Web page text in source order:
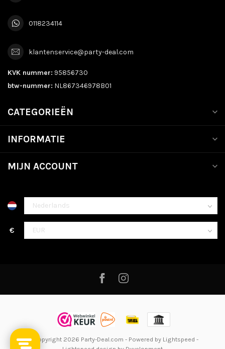
0118234114
klantenservice@party-deal.com
KVK nummer: 95856730
btw-nummer: NL867346978B01
CATEGORIEËN
INFORMATIE
MIJN ACCOUNT
€
© Copyright 2026 Party-Deal.com - Powered by Lightspeed -